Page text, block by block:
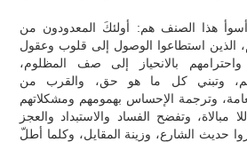
هذا الصنف هم: أولئكَ المعدودون من
الذين استطاعوا الوصول إلى قلوب وعقول
واحترامهم بالانحياز إلى صف المظلوم،
وتبني كل ما هو حق، والقرب من
وترجمة الإحساس بهمومهم ومشكلاتهم
مبالاة، وتفضح الفساد والاستبداد والعجز
حديث الشارع، وزينة المقايل، وكلما أطلّ